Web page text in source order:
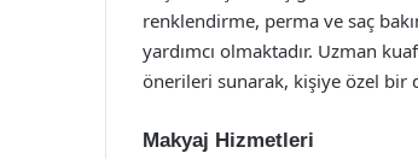
renklendirme, perma ve saç
yardımcı olmaktadır. Uzman
önerileri sunarak, kişiye özel bir
Makyaj Hizmetleri